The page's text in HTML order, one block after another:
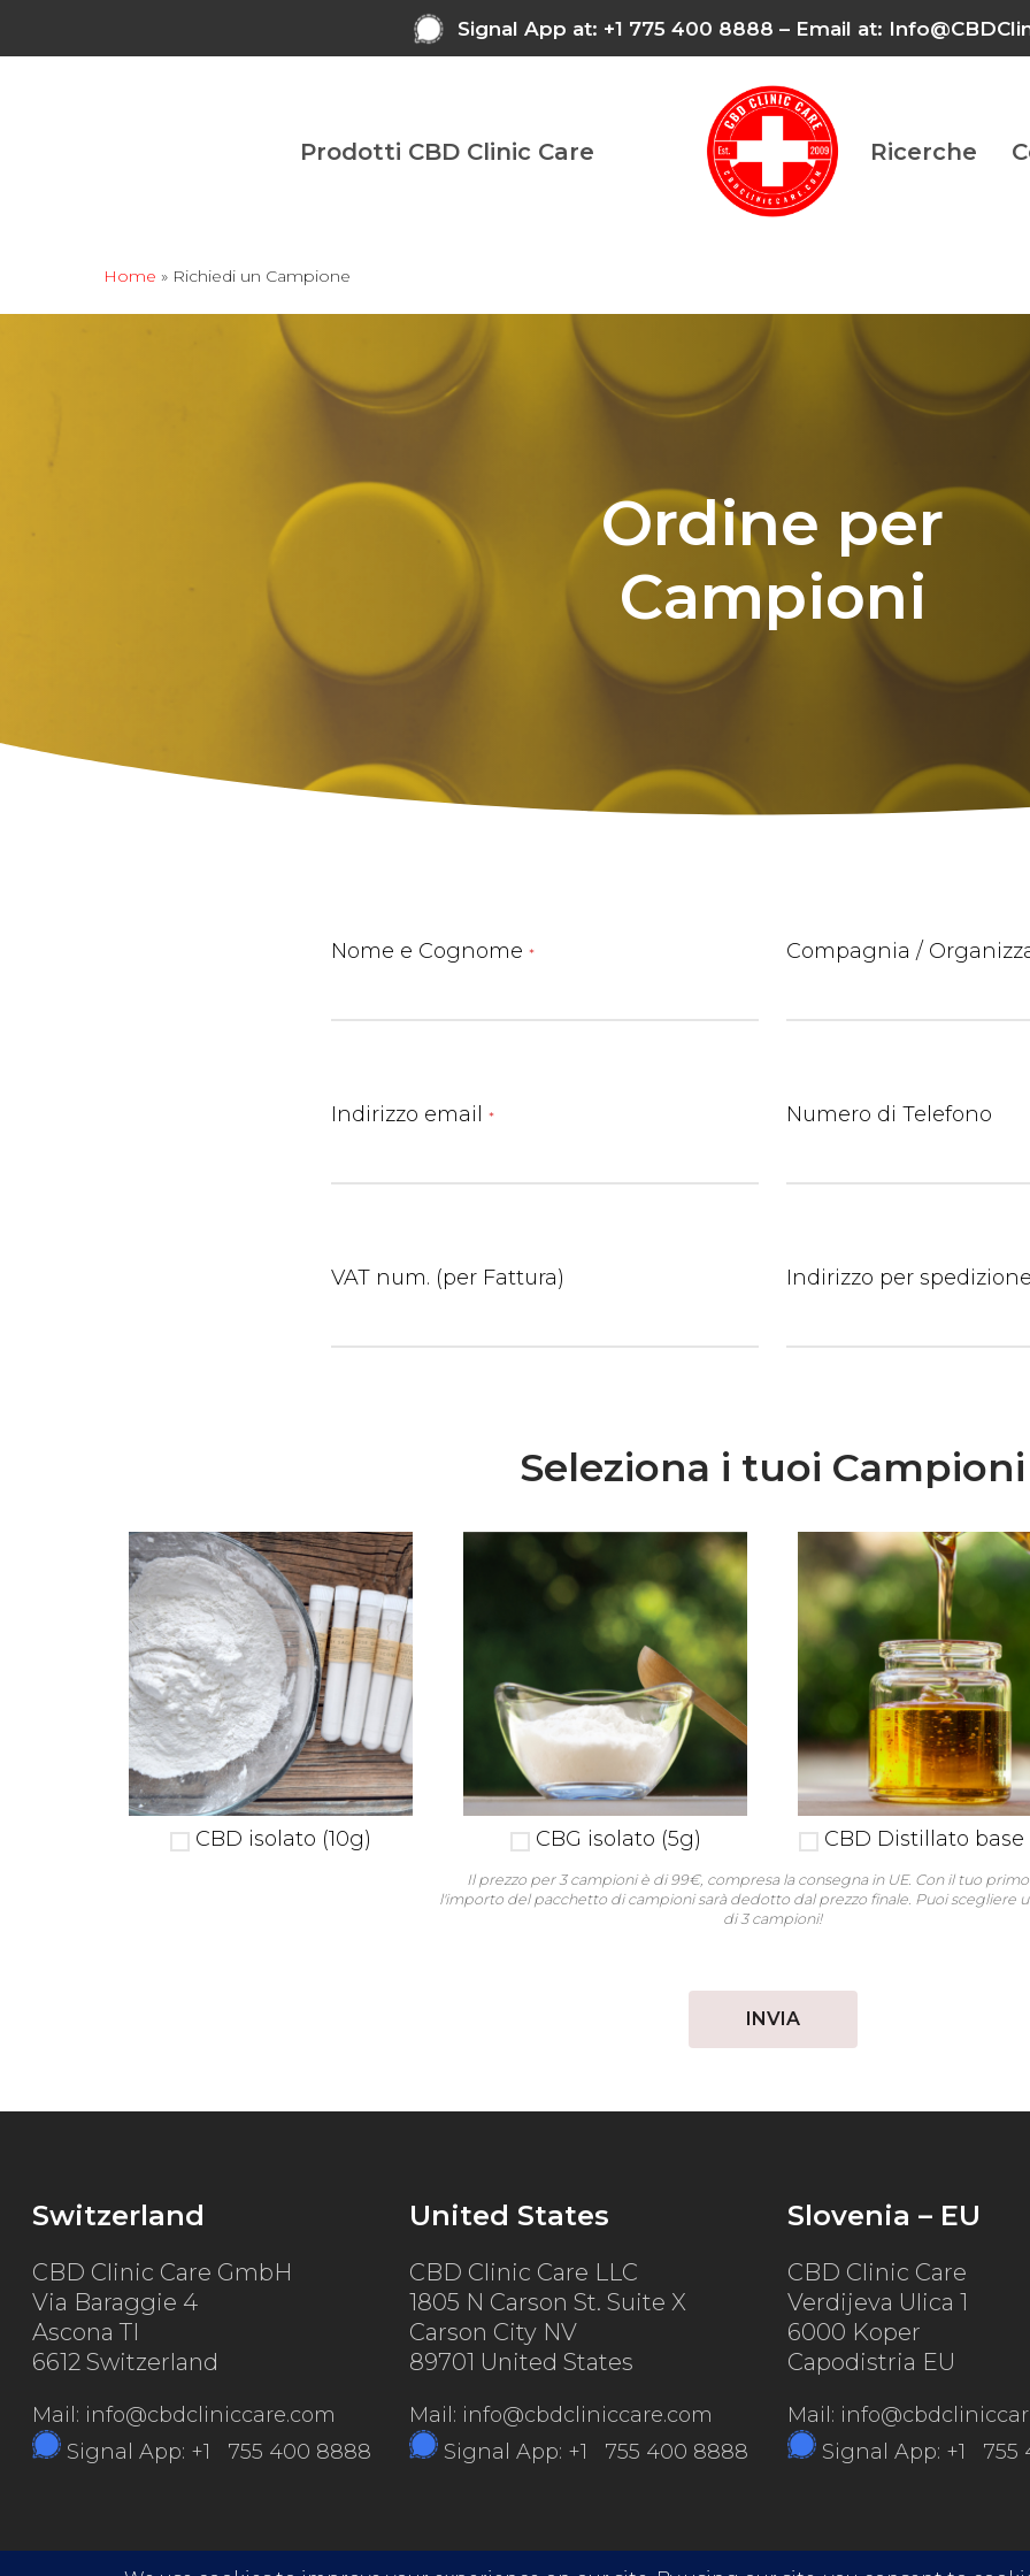
Signal App at: +1 775 400 8888 – Email at:
Prodotti CBD Clinic Care Ricerche
Home » Richiedi un Campione
Ordine per
Campioni
Nome e Cognome*
Indirizzo email*
VAT num. (per Fattura)
Compagnia /
Numero di Telefono
Indirizzo per
Seleziona i tuoi Campioni
CBD isolato (10g) CBG isolato (5g) CBD Distillato base
Il prezzo per 3 campioni è di 99€, compresa la consegna in UE. Con il tuo
l'importo del pacchetto di campioni sarà dedotto dal prezzo finale. Puoi scegliere
di 3 campioni!
INVIA
Switzerland
CBD Clinic Care GmbH
Via Baraggie 4
Ascona TI
6612 Switzerland
Mail: info@cbdcliniccare.com
Signal App: +1 755 400 8888
United States
CBD Clinic Care LLC
1805 N Carson St. Suite X
Carson City NV
89701 United States
Mail: info@cbdcliniccare.com
Signal App: +1 755 400 8888
Slovenia – EU
CBD Clinic Care
Verdijeva Ulica 1
6000 Koper
Capodistria EU
Mail:
Signal App: +1 755